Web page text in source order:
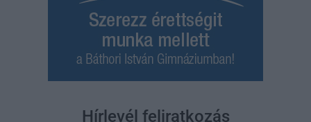
Hírlevél feliratkozás